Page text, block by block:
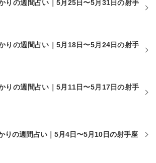
りの週間占い｜5月25日〜5月31日の射手
りの週間占い｜5月18日〜5月24日の射手
りの週間占い｜5月11日〜5月17日の射手
りの週間占い｜5月4日〜5月10日の射手座